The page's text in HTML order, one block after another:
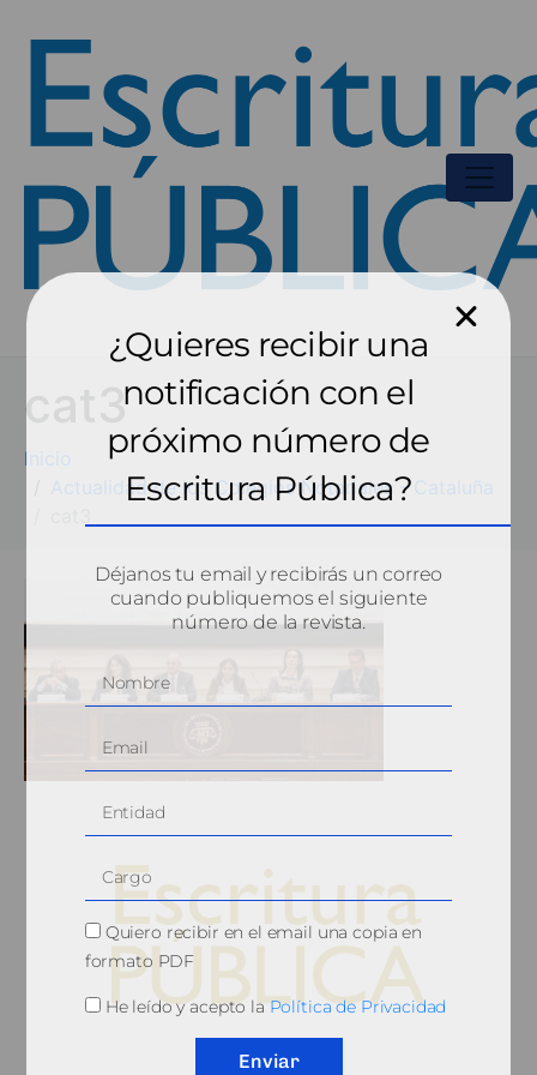
cat3
Inicio
Actualidad de los Colegios Notariales - Cataluña
© 2010, Consejo General del Notariado
¿Quieres recibir una
notificación con el
próximo número de
Escritura Pública?
Déjanos tu email y recibirás un correo
cuando publiquemos el siguiente
número de la revista.
Quiero recibir en el email una copia en
formato PDF
He leído y acepto laPolítica de Privacidad
Enviar